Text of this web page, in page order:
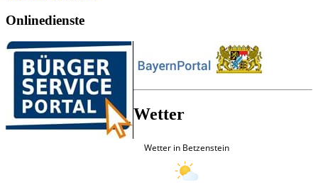
Onlinedienste
Wetter
Wetter in Betzenstein